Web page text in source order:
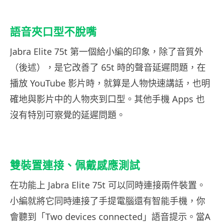
語音夾口型不脫嘴
Jabra Elite 75t 第一個給小編的印象，除了音質外
（後述），是它改善了 65t 時的聲音延遲問題，在
播放 YouTube 影片時，就算是人物快速講話，也明
確地與影片中的人物夾到口型。其他手機 Apps 也
沒有特別可察覺的延遲問題。
雙裝置連接、佩戴感應測試
在功能上 Jabra Elite 75t 可以同時連接兩件裝置。
小編就將它同時連接了手提電腦還有智能手機，你
會聽到「Two devices connected」語音提示。當A